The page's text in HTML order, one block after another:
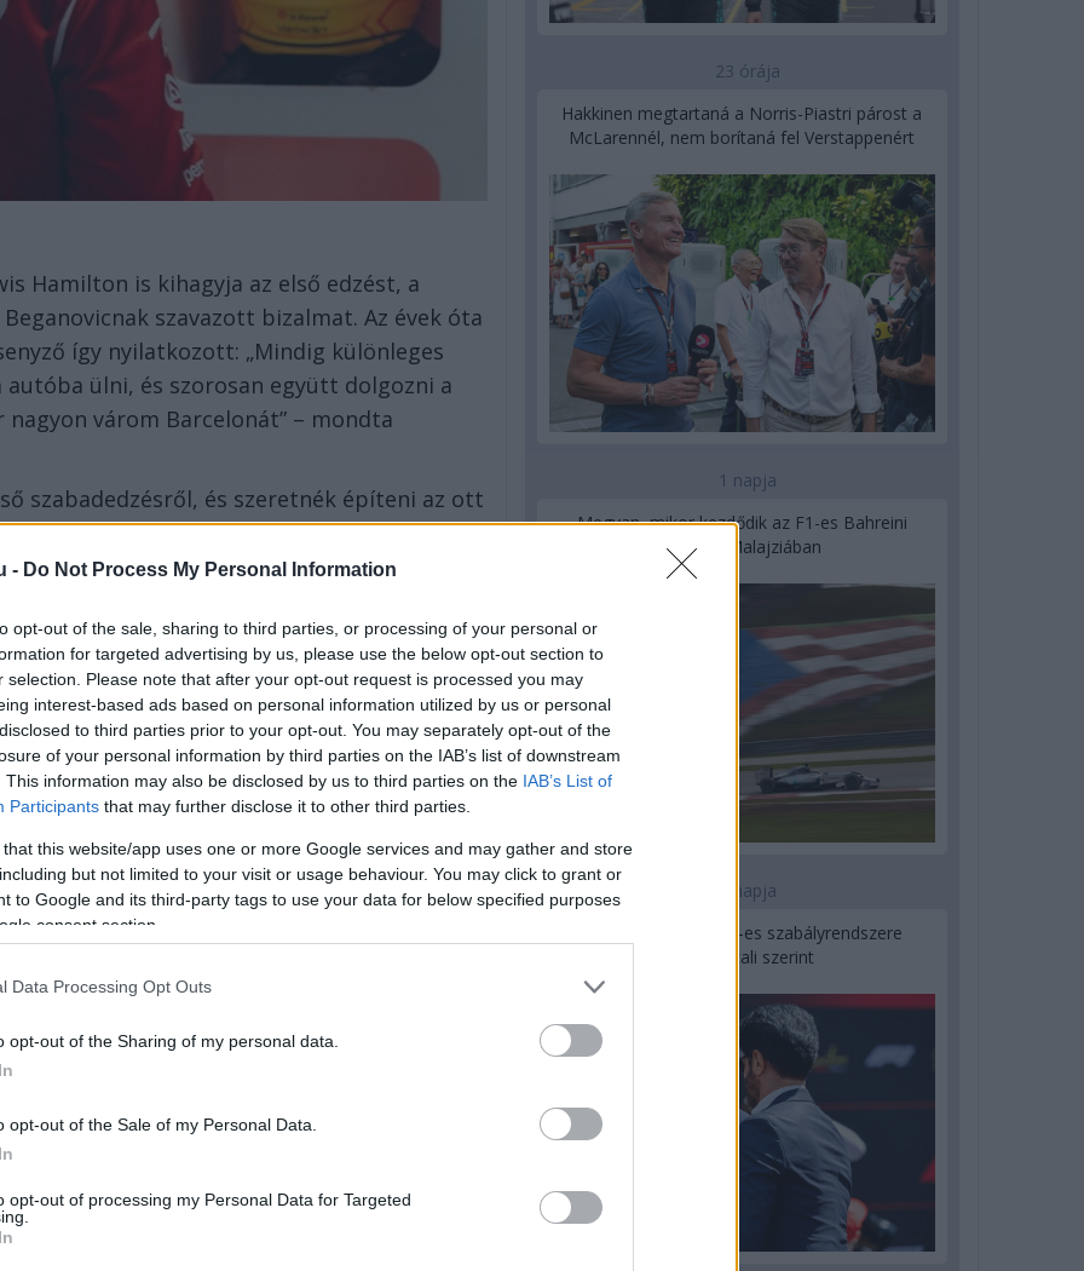
- Do Not Process My Personal Information
opt-out of the sale, sharing to third parties, or processing of your personal or
for targeted advertising by us, please use the below opt-out section to
selection. Please note that after your opt-out request is processed you may
interest-based ads based on personal information utilized by us or personal
to third parties prior to your opt-out. You may separately opt-out of the
of your personal information by third parties on the IAB’s list of downstream
This information may also be disclosed by us to third parties on the IAB’s List of
Participants that may further disclose it to other third parties.
that this website/app uses one or more Google services and may gather and store
but not limited to your visit or usage behaviour. You may click to grant or
to Google and its third-party tags to use your data for below specified purposes
consent section.
Data Processing Opt Outs
opt-out of the Sharing of my personal data.
opt-out of the Sale of my Personal Data.
opt-out of processing my Personal Data for Targeted
Hamilton is kihagyja az első edzést, a
szavazott bizalmat. Az évek óta
így nyilatkozott: „Mindig különleges
ülni, és szorosan együtt dolgozni a
várom Barcelonát” – mondta
szabadedzésről, és szeretnék építeni az ott
jobban összeálljon minden.
új számomra a szabályváltozások és az
célom, hogy a lehető
23 órája
Hakkinen megtartaná a Norris-Piastri párost a
McLarennél, nem borítaná fel Verstappenért
1 napja
Megvan, mikor kezdődik az F1-es Bahreini
Nagydíj Malajziában
2 napja
Ilyen lehet a jövő F1-es szabályrendszere
Domenicali szerint